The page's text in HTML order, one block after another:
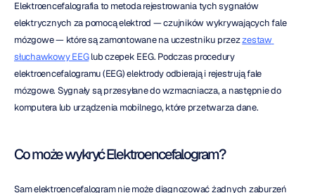
Elektroencefalografia to metoda rejestrowania tych sygnałów
elektrycznych za pomocą elektrod — czujników wykrywających fale
mózgowe — które są zamontowane na uczestniku przez zestaw
słuchawkowy EEG lub czepek EEG. Podczas procedury
elektroencefalogramu (EEG) elektrody odbierają i rejestrują fale
mózgowe. Sygnały są przesyłane do wzmacniacza, a następnie do
komputera lub urządzenia mobilnego, które przetwarza dane.
Co może wykryć Elektroencefalogram?
Sam elektroencefalogram nie może diagnozować żadnych zaburzeń